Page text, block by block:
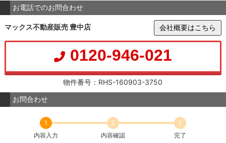
お電話でのお問合わせ
マックス不動産販売 豊中店 会社概要はこちら
0120-946-021
物件番号：RHS-160903-3750
お問合わせ
1
内容入力
2
内容確認
3
完了